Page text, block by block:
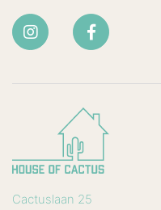
Cactuslaan 25